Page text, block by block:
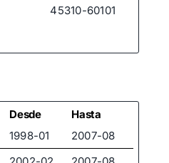
45310-60101
Desde
Hasta
1998-01
2007-08